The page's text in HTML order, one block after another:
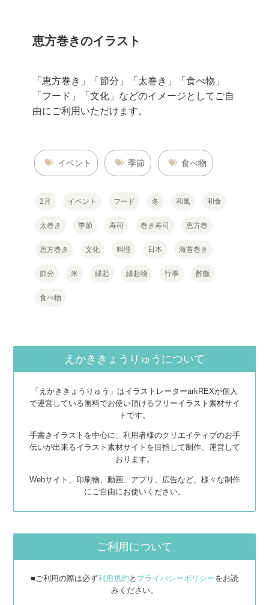
恵方巻きのイラスト
「恵方巻き」「節分」「太巻き」「食べ物」
「フード」「文化」などのイメージとしてご自
由にご利用いただけます。
イベント 季節 食べ物
2月 イベント フード 冬 和風 和食
太巻き 季節 寿司 巻き寿司 恵方巻
恵方巻き 文化 料理 日本 海苔巻き
節分 米 縁起 縁起物 行事 酢飯
食べ物
えかききょうりゅうについて
「えかききょうりゅう」はイラストレーターarkREXが個人
で運営している無料でお使い頂けるフリーイラスト素材サイ
トです。
手書きイラストを中心に、利用者様のクリエイティブのお手
伝いが出来るイラスト素材サイトを目指して制作、運営して
おります。
Webサイト、印刷物、動画、アプリ、広告など、様々な制作
にご自由にお使いください。
ご利用について
■ご利用の際は必ず利用規約 と プライバシーポリシーをお読
みください。